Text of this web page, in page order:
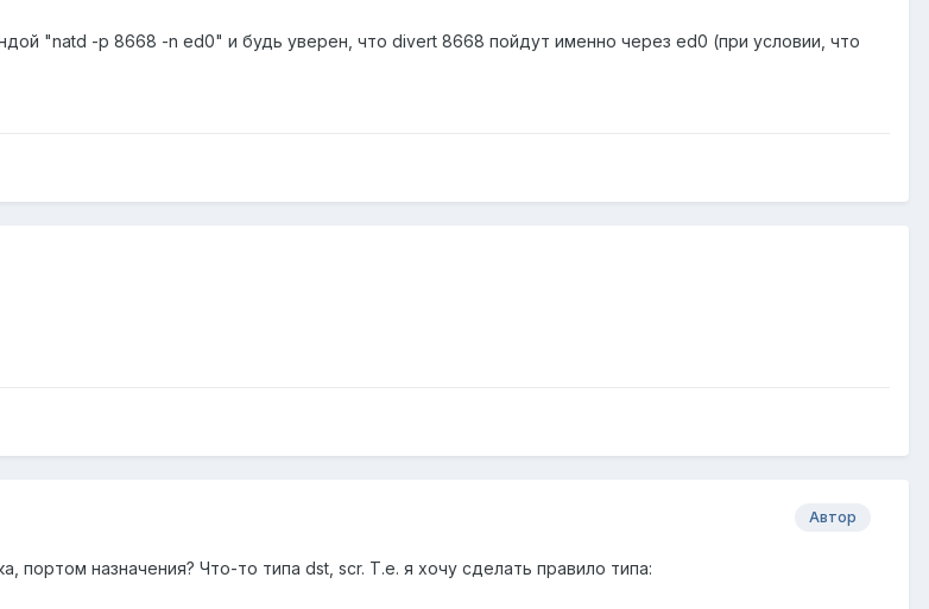
"natd -p 8668 -n ed0" и будь уверен, что divert 8668 пойдут именно через ed0 (при условии, что
Автор
портом назначения? Что-то типа dst, scr. Т.е. я хочу сделать правило типа: